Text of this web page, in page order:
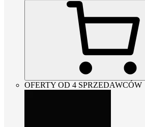
OFERTY OD 4 SPRZEDAWCÓW